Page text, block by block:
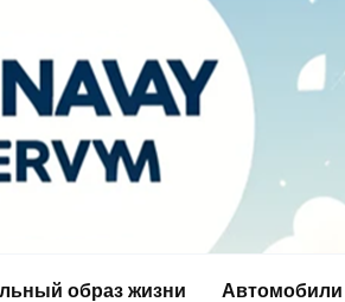
образ жизни Автомобили